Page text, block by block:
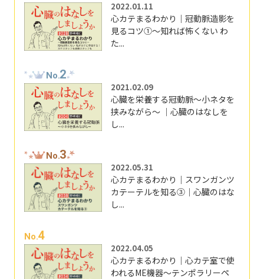
2022.01.11
心カテまるわかり｜冠動脈造影を
見るコツ①～知れば怖くない わ
た...
No.2
2021.02.09
心臓を栄養する冠動脈～小ネタを
挟みながら～ ｜心臓のはなしを
し...
No.3
2022.05.31
心カテまるわかり｜スワンガンツ
カテーテルを知る③｜心臓のはな
し...
No.4
2022.04.05
心カテまるわかり｜心カテ室で使
われるME機器～テンポラリーペ